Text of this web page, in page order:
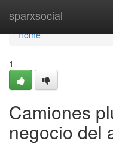
sparxsocial
Home
Home
1
Camiones
negocio del